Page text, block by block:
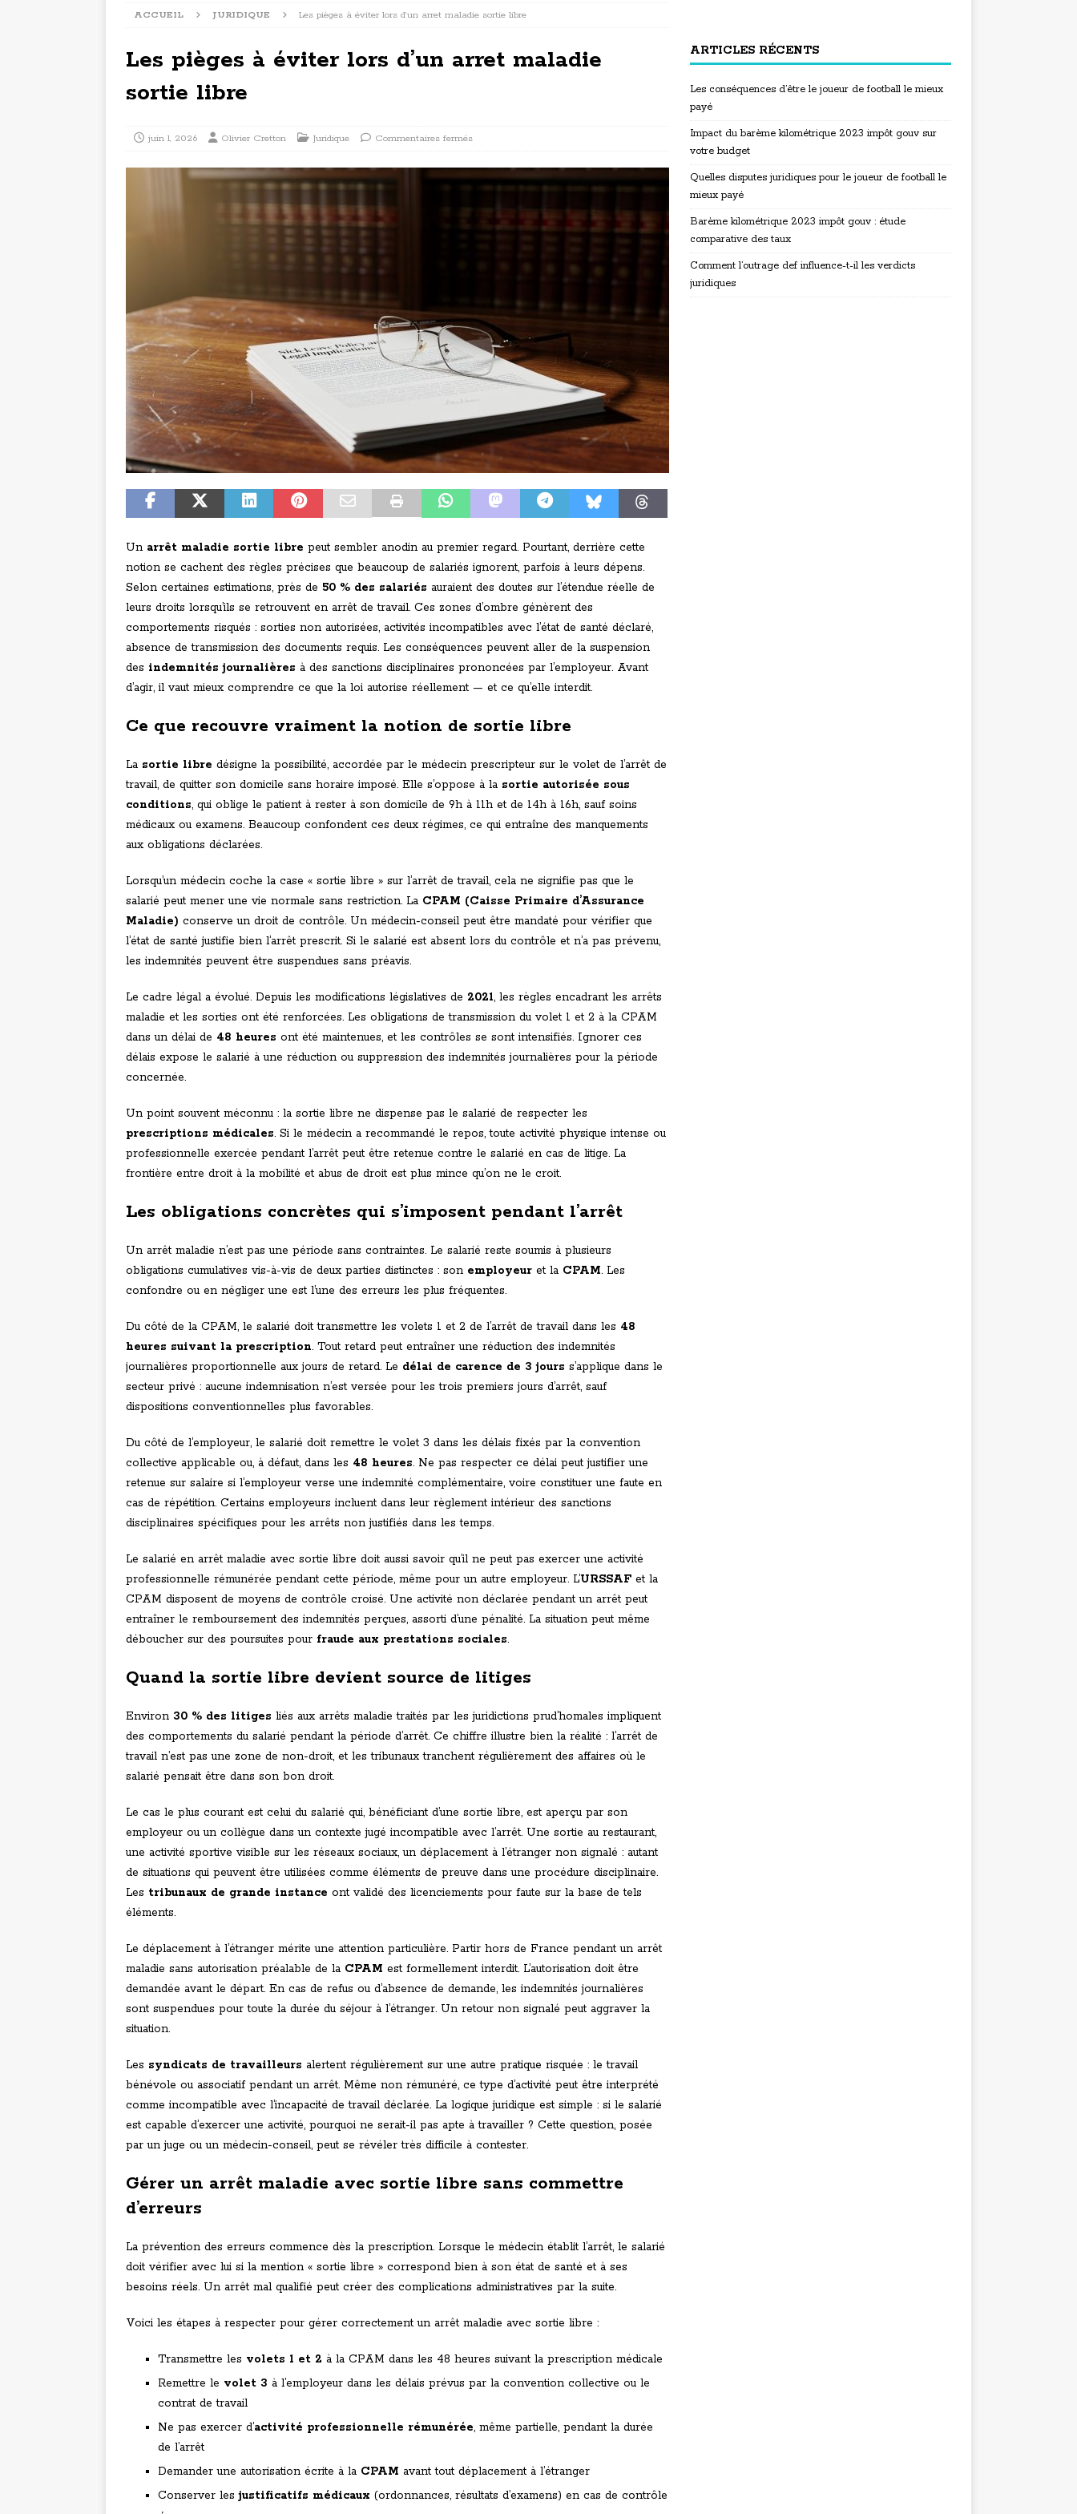
ACCUEIL JURIDIQUE Les pièges à éviter lors d’un arret maladie sortie libre
Les pièges à éviter lors d’un arret maladie
sortie libre
juin 1, 2026 Olivier Cretton Juridique Commentaires fermés
Un arrêt maladie sortie libre peut sembler anodin au premier regard. Pourtant, derrière cette
notion se cachent des règles précises que beaucoup de salariés ignorent, parfois à leurs dépens.
Selon certaines estimations, près de 50 % des salariés auraient des doutes sur l’étendue réelle de
leurs droits lorsqu’ils se retrouvent en arrêt de travail. Ces zones d’ombre génèrent des
comportements risqués : sorties non autorisées, activités incompatibles avec l’état de santé déclaré,
absence de transmission des documents requis. Les conséquences peuvent aller de la suspension
des indemnités journalières à des sanctions disciplinaires prononcées par l’employeur. Avant
d’agir, il vaut mieux comprendre ce que la loi autorise réellement — et ce qu’elle interdit.
Ce que recouvre vraiment la notion de sortie libre
La sortie libre désigne la possibilité, accordée par le médecin prescripteur sur le volet de l’arrêt de
travail, de quitter son domicile sans horaire imposé. Elle s’oppose à la sortie autorisée sous
conditions, qui oblige le patient à rester à son domicile de 9h à 11h et de 14h à 16h, sauf soins
médicaux ou examens. Beaucoup confondent ces deux régimes, ce qui entraîne des manquements
aux obligations déclarées.
Lorsqu’un médecin coche la case « sortie libre » sur l’arrêt de travail, cela ne signifie pas que le
salarié peut mener une vie normale sans restriction. La CPAM (Caisse Primaire d’Assurance
Maladie) conserve un droit de contrôle. Un médecin-conseil peut être mandaté pour vérifier que
l’état de santé justifie bien l’arrêt prescrit. Si le salarié est absent lors du contrôle et n’a pas prévenu,
les indemnités peuvent être suspendues sans préavis.
Le cadre légal a évolué. Depuis les modifications législatives de 2021, les règles encadrant les arrêts
maladie et les sorties ont été renforcées. Les obligations de transmission du volet 1 et 2 à la CPAM
dans un délai de 48 heures ont été maintenues, et les contrôles se sont intensifiés. Ignorer ces
délais expose le salarié à une réduction ou suppression des indemnités journalières pour la période
concernée.
Un point souvent méconnu : la sortie libre ne dispense pas le salarié de respecter les
prescriptions médicales. Si le médecin a recommandé le repos, toute activité physique intense ou
professionnelle exercée pendant l’arrêt peut être retenue contre le salarié en cas de litige. La
frontière entre droit à la mobilité et abus de droit est plus mince qu’on ne le croit.
Les obligations concrètes qui s’imposent pendant l’arrêt
Un arrêt maladie n’est pas une période sans contraintes. Le salarié reste soumis à plusieurs
obligations cumulatives vis-à-vis de deux parties distinctes : son employeur et la CPAM. Les
confondre ou en négliger une est l’une des erreurs les plus fréquentes.
Du côté de la CPAM, le salarié doit transmettre les volets 1 et 2 de l’arrêt de travail dans les 48
heures suivant la prescription. Tout retard peut entraîner une réduction des indemnités
journalières proportionnelle aux jours de retard. Le délai de carence de 3 jours s’applique dans le
secteur privé : aucune indemnisation n’est versée pour les trois premiers jours d’arrêt, sauf
dispositions conventionnelles plus favorables.
Du côté de l’employeur, le salarié doit remettre le volet 3 dans les délais fixés par la convention
collective applicable ou, à défaut, dans les 48 heures. Ne pas respecter ce délai peut justifier une
retenue sur salaire si l’employeur verse une indemnité complémentaire, voire constituer une faute en
cas de répétition. Certains employeurs incluent dans leur règlement intérieur des sanctions
disciplinaires spécifiques pour les arrêts non justifiés dans les temps.
Le salarié en arrêt maladie avec sortie libre doit aussi savoir qu’il ne peut pas exercer une activité
professionnelle rémunérée pendant cette période, même pour un autre employeur. L’URSSAF et la
CPAM disposent de moyens de contrôle croisé. Une activité non déclarée pendant un arrêt peut
entraîner le remboursement des indemnités perçues, assorti d’une pénalité. La situation peut même
déboucher sur des poursuites pour fraude aux prestations sociales.
Quand la sortie libre devient source de litiges
Environ 30 % des litiges liés aux arrêts maladie traités par les juridictions prud’homales impliquent
des comportements du salarié pendant la période d’arrêt. Ce chiffre illustre bien la réalité : l’arrêt de
travail n’est pas une zone de non-droit, et les tribunaux tranchent régulièrement des affaires où le
salarié pensait être dans son bon droit.
Le cas le plus courant est celui du salarié qui, bénéficiant d’une sortie libre, est aperçu par son
employeur ou un collègue dans un contexte jugé incompatible avec l’arrêt. Une sortie au restaurant,
une activité sportive visible sur les réseaux sociaux, un déplacement à l’étranger non signalé : autant
de situations qui peuvent être utilisées comme éléments de preuve dans une procédure disciplinaire.
Les tribunaux de grande instance ont validé des licenciements pour faute sur la base de tels
éléments.
Le déplacement à l’étranger mérite une attention particulière. Partir hors de France pendant un arrêt
maladie sans autorisation préalable de la CPAM est formellement interdit. L’autorisation doit être
demandée avant le départ. En cas de refus ou d’absence de demande, les indemnités journalières
sont suspendues pour toute la durée du séjour à l’étranger. Un retour non signalé peut aggraver la
situation.
Les syndicats de travailleurs alertent régulièrement sur une autre pratique risquée : le travail
bénévole ou associatif pendant un arrêt. Même non rémunéré, ce type d’activité peut être interprété
comme incompatible avec l’incapacité de travail déclarée. La logique juridique est simple : si le salarié
est capable d’exercer une activité, pourquoi ne serait-il pas apte à travailler ? Cette question, posée
par un juge ou un médecin-conseil, peut se révéler très difficile à contester.
Gérer un arrêt maladie avec sortie libre sans commettre
d’erreurs
La prévention des erreurs commence dès la prescription. Lorsque le médecin établit l’arrêt, le salarié
doit vérifier avec lui si la mention « sortie libre » correspond bien à son état de santé et à ses
besoins réels. Un arrêt mal qualifié peut créer des complications administratives par la suite.
Voici les étapes à respecter pour gérer correctement un arrêt maladie avec sortie libre :
Transmettre les volets 1 et 2 à la CPAM dans les 48 heures suivant la prescription médicale
Remettre le volet 3 à l’employeur dans les délais prévus par la convention collective ou le
contrat de travail
Ne pas exercer d’activité professionnelle rémunérée, même partielle, pendant la durée
de l’arrêt
Demander une autorisation écrite à la CPAM avant tout déplacement à l’étranger
Conserver lesjustificatifs médicaux (ordonnances, résultats d’examens) en cas de contrôle
ARTICLES RÉCENTS
Les conséquences d’être le joueur de football le mieux
payé
Impact du barème kilométrique 2023 impôt gouv sur
votre budget
Quelles disputes juridiques pour le joueur de football le
mieux payé
Barème kilométrique 2023 impôt gouv : étude
comparative des taux
Comment l’outrage def influence-t-il les verdicts
juridiques